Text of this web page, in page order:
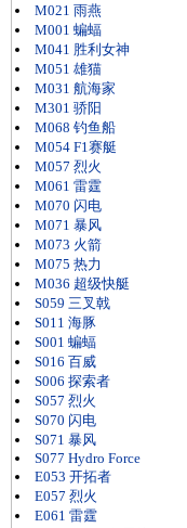
M021 雨燕
M001 蝙蝠
M041 胜利女神
M051 雄猫
M031 航海家
M301 骄阳
M068 钓鱼船
M054 F1赛艇
M057 烈火
M061 雷霆
M070 闪电
M071 暴风
M073 火箭
M075 热力
M036 超级快艇
S059 三叉戟
S011 海豚
S001 蝙蝠
S016 百威
S006 探索者
S057 烈火
S070 闪电
S071 暴风
S077 Hydro Force
E053 开拓者
E057 烈火
E061 雷霆